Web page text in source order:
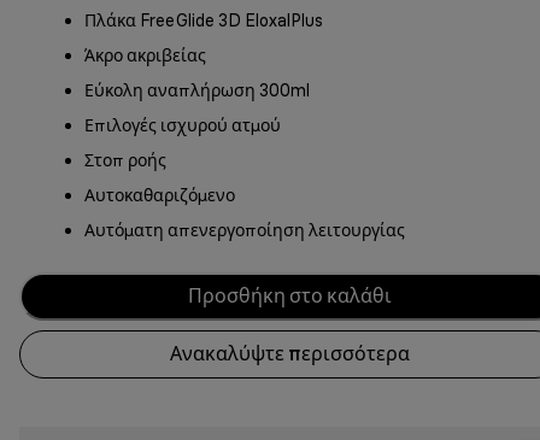
Πλάκα FreeGlide 3D EloxalPlus
Άκρο ακριβείας
Εύκολη αναπλήρωση 300ml
Επιλογές ισχυρού ατμού
Στοπ ροής
Αυτοκαθαριζόμενο
Αυτόματη απενεργοποίηση λειτουργίας
Προσθήκη στο καλάθι
Ανακαλύψτε περισσότερα